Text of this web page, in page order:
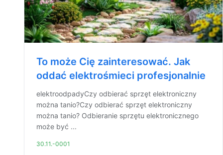
To może Cię zainteresować. Jak
oddać elektrośmieci profesjonalnie
elektroodpadyCzy odbierać sprzęt elektroniczny
można tanio?Czy odbierać sprzęt elektroniczny
można tanio? Odbieranie sprzętu elektronicznego
może być ...
30.11.-0001